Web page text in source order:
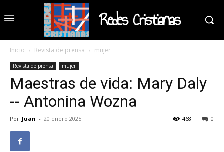
Redes Cristianas
Inicio Revista de prensa mujer
Revista de prensa mujer
Maestras de vida: Mary Daly
-- Antonina Wozna
Por Juan - 20 enero 2025 0
468